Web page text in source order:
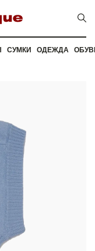
СУМКИ ОДЕЖДА